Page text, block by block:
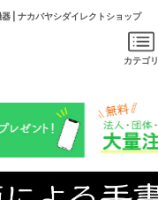
| ナカバヤシダイレクトショップ
カテゴリ